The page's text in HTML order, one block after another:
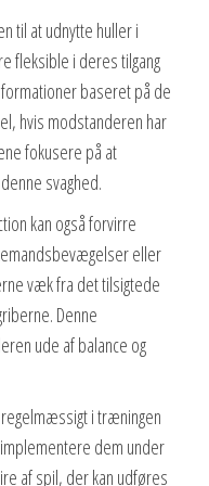
til at udnytte huller i
fleksible i deres tilgang
baseret på de
hvis modstanderen har
fokusere på at
svaghed.
kan også forvirre
eller
væk fra det tilsigtede
Denne
ude af balance og
i træningen
dem under
af spil, der kan udføres